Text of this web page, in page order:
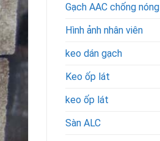
Gạch AAC chống nóng
Hình ảnh nhân viên
keo dán gạch
Keo ốp lát
keo ốp lát
Sàn ALC